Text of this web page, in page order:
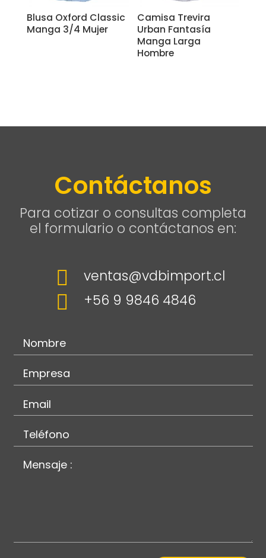
Blusa Oxford Classic
Manga 3/4 Mujer
Camisa Trevira
Urban Fantasía
Manga Larga
Hombre
Contáctanos
Para cotizar o consultas completa
el formulario o contáctanos en:
 ventas@vdbimport.cl
 +56 9 9846 4846